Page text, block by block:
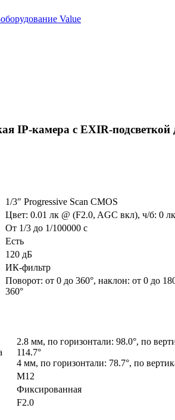
Value
IP-камера с EXIR-подсветкой
1/3″ Progressive Scan CMOS
Цвет: 0.01 лк @ (F2.0, AGC вкл), ч/б: 0
От 1/3 до 1/100000 с
Есть
120 дБ
ИК-фильтр
Поворот: от 0 до 360°, наклон: от 0 до
360°
2.8 мм, по горизонтали: 98.0°, по
114.7°
4 мм, по горизонтали: 78.7°, по
M12
Фиксированная
F2.0